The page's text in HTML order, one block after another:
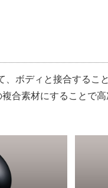
ボディと接合するこ
合素材にすることで